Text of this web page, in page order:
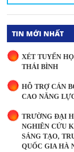
TIN MỚI NHẤT
XÉT TUYỂN
THÁI BÌNH
HỖ TRỢ CÁN
CAO NĂNG
TRƯỜNG ĐẠI
NGHIÊN CỨU
SÁNG TẠO,
QUỐC GIA HÀ